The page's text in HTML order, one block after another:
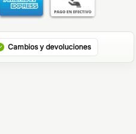
Cambios y devoluciones